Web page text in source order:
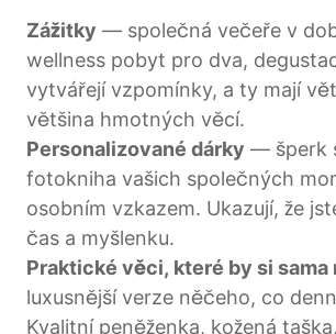
Zážitky — společná večeře v
wellness pobyt pro dva,
vytvářejí vzpomínky, a ty mají
většina hmotných věcí.
Personalizované dárky — šperk
fotokniha vašich společných
osobním vzkazem. Ukazují, že
čas a myšlenku.
Praktické věci, které by si sama
luxusnější verze něčeho, co
Kvalitní peněženka, kožená